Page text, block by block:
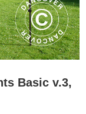
Basic v.3,